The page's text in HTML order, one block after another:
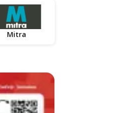
Mitra